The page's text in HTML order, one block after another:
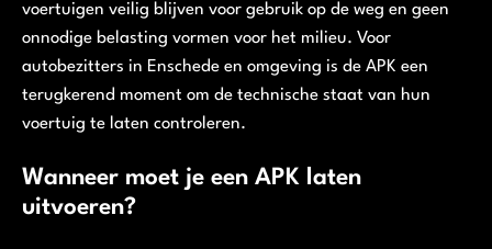
voertuigen veilig blijven voor gebruik op de weg en geen
onnodige belasting vormen voor het milieu. Voor
autobezitters in Enschede en omgeving is de APK een
terugkerend moment om de technische staat van hun
voertuig te laten controleren.
Wanneer moet je een APK laten
uitvoeren?